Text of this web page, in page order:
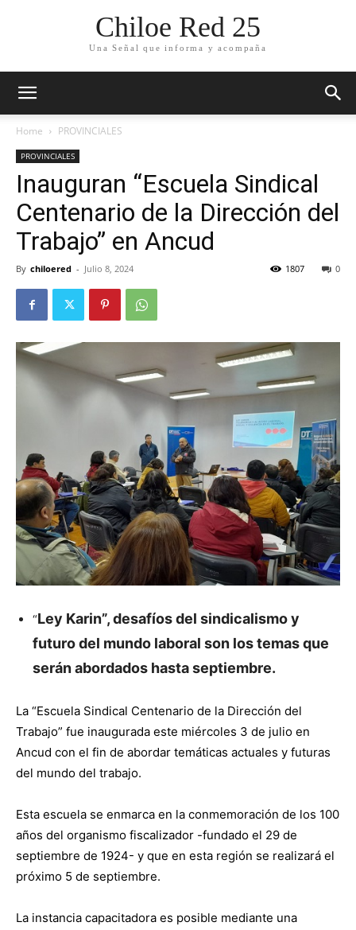
Chiloe Red 25
Una Señal que informa y acompaña
Home PROVINCIALES
PROVINCIALES
Inauguran “Escuela Sindical
Centenario de la Dirección del
Trabajo” en Ancud
By chiloered - Julio 8, 2024 0
1807
“Ley Karin”, desafíos del sindicalismo y
futuro del mundo laboral son los temas que
serán abordados hasta septiembre.
La “Escuela Sindical Centenario de la Dirección del
Trabajo” fue inaugurada este miércoles 3 de julio en
Ancud con el fin de abordar temáticas actuales y futuras
del mundo del trabajo.
Esta escuela se enmarca en la conmemoración de los 100
años del organismo fiscalizador -fundado el 29 de
septiembre de 1924- y que en esta región se realizará el
próximo 5 de septiembre.
La instancia capacitadora es posible mediante una